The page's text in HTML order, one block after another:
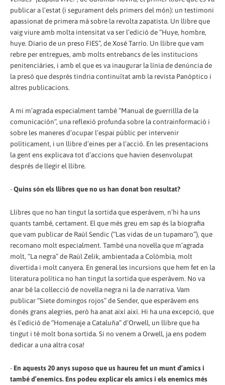
publicar a l’estat (i segurament dels primers del món): un testimoni
apassionat de primera mà sobre la revolta zapatista. Un llibre que
vaig viure amb molta intensitat va ser l’edició de “Huye, hombre,
huye. Diario de un preso FIES”, de Xosé Tarrío. Un llibre que vam
rebre per entregues, amb molts entrebancs de les institucions
penitenciàries, i amb el que es va inaugurar la línia de denúncia de
la presó que després tindria continuïtat amb la revista Panóptico i
altres publicacions.
A mi m’agrada especialment també “Manual de guerrillla de la
comunicación”, una reflexió profunda sobre la contrainformació i
sobre les maneres d’ocupar l’espai públic per intervenir
políticament, i un llibre d’eines per a l’acció. En les presentacions
la gent ens explicava tot d’accions que havien desenvolupat
després de llegir el llibre.
-Quins són els llibres que no us han donat bon resultat?
Llibres que no han tingut la sortida que esperàvem, n’hi ha uns
quants també, certament. El que més greu em sap és la biografia
que vam publicar de Raúl Sendic (“Las vidas de un tupamaro”), que
recomano molt especialment. També una novel·la que m’agrada
molt, “La negra” de Raúl Zelik, ambientada a Colòmbia, molt
divertida i molt canyera. En general les incursions que hem fet en la
literatura política no han tingut la sortida que esperàvem. No va
anar bé la col·lecció de novel·la negra ni la de narrativa. Vam
publicar “Siete domingos rojos” de Sender, que esperàvem ens
donés grans alegries, però ha anat així així. Hi ha una excepció, que
és l’edició de “Homenaje a Cataluña” d’Orwell, un llibre que ha
tingut i té molt bona sortida. Si no venem a Orwell, ja ens podem
dedicar a una altra cosa!
- En aquests 20 anys suposo que us haureu fet un munt d’amics i
també d’enemics. Ens podeu explicar els amics i els enemics més